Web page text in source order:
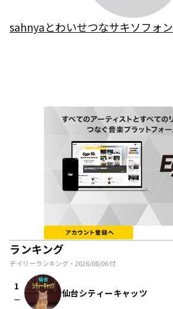
sahnyaとわいせつなサキソフォン
ランキング
デイリーランキング・ 2026/08/06付
1
check_indeterminate_small 仙台シティーキャッツ